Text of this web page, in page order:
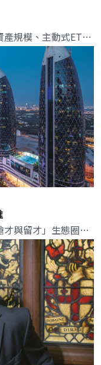
台灣亞資中心推動滿兩週年。銀行高資產規模、主動式ETF爆增，政府未來持續鬆綁法規留才引資，更要結合台灣最強的AI科技，吸引國際資本停駐。
各國際金融中心已形成各具特色的「搶才與留才」生態圈，其核心共通點是將職能標準、實際職務、專業訓練與金融機構需求深度綁定。